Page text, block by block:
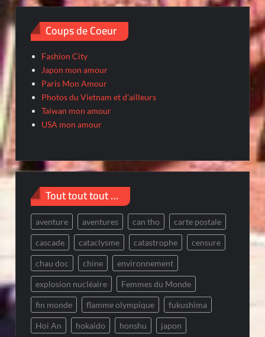
Coups de Coeur
Fashion City
Japon mon amour
Paris Mon Amour
Photos du Vietnam et d'ailleurs
Taiwan mon amour
USA mon amour
Tout tout tout …
aventure aventures can tho carte postale
cascade cataclysme catastrophe censure
chau doc chine environnement
explosion nucléaire Femmes du Monde
fin monde flamme olympique fukushima
Hoi An hokaido honshu japon